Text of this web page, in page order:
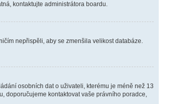
kontaktujte administrátora boardu.
nepřispěli, aby se zmenšila velikost databáze.
osobních dat o uživateli, kterému je méně než 13
doporučujeme kontaktovat vaše právního poradce,